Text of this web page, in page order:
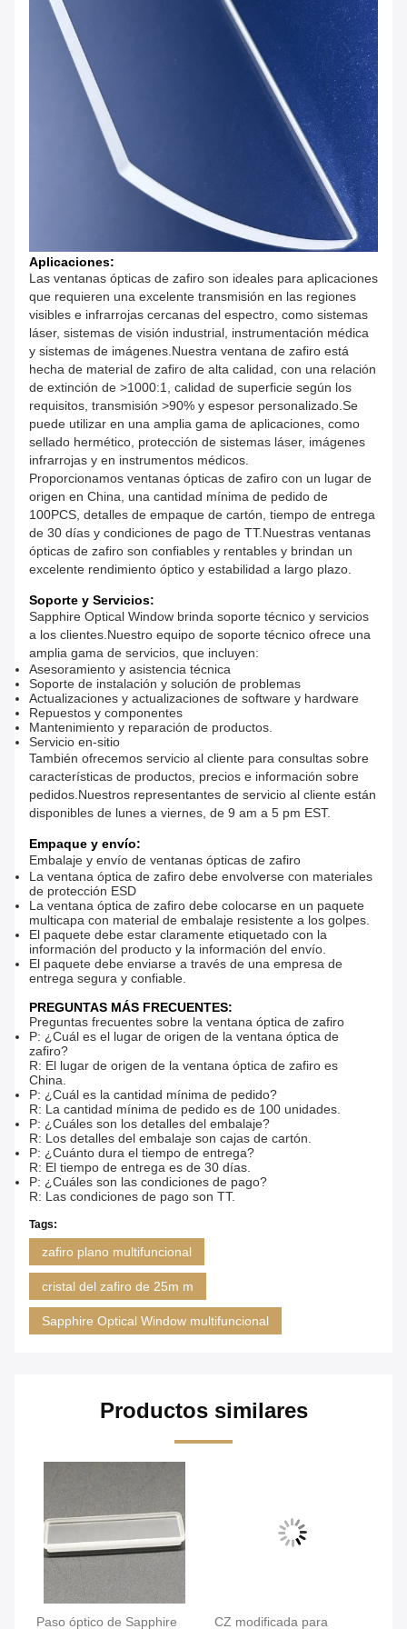
Aplicaciones:
Las ventanas ópticas de zafiro son ideales para aplicaciones
que requieren una excelente transmisión en las regiones
visibles e infrarrojas cercanas del espectro, como sistemas
láser, sistemas de visión industrial, instrumentación médica
y sistemas de imágenes.Nuestra ventana de zafiro está
hecha de material de zafiro de alta calidad, con una relación
de extinción de >1000:1, calidad de superficie según los
requisitos, transmisión >90% y espesor personalizado.Se
puede utilizar en una amplia gama de aplicaciones, como
sellado hermético, protección de sistemas láser, imágenes
infrarrojas y en instrumentos médicos.
Proporcionamos ventanas ópticas de zafiro con un lugar de
origen en China, una cantidad mínima de pedido de
100PCS, detalles de empaque de cartón, tiempo de entrega
de 30 días y condiciones de pago de TT.Nuestras ventanas
ópticas de zafiro son confiables y rentables y brindan un
excelente rendimiento óptico y estabilidad a largo plazo.
Soporte y Servicios:
Sapphire Optical Window brinda soporte técnico y servicios
a los clientes.Nuestro equipo de soporte técnico ofrece una
amplia gama de servicios, que incluyen:
Asesoramiento y asistencia técnica
Soporte de instalación y solución de problemas
Actualizaciones y actualizaciones de software y hardware
Repuestos y componentes
Mantenimiento y reparación de productos.
Servicio en-sitio
También ofrecemos servicio al cliente para consultas sobre
características de productos, precios e información sobre
pedidos.Nuestros representantes de servicio al cliente están
disponibles de lunes a viernes, de 9 am a 5 pm EST.
Empaque y envío:
Embalaje y envío de ventanas ópticas de zafiro
La ventana óptica de zafiro debe envolverse con materiales
de protección ESD
La ventana óptica de zafiro debe colocarse en un paquete
multicapa con material de embalaje resistente a los golpes.
El paquete debe estar claramente etiquetado con la
información del producto y la información del envío.
El paquete debe enviarse a través de una empresa de
entrega segura y confiable.
PREGUNTAS MÁS FRECUENTES:
Preguntas frecuentes sobre la ventana óptica de zafiro
P: ¿Cuál es el lugar de origen de la ventana óptica de
zafiro?
R: El lugar de origen de la ventana óptica de zafiro es
China.
P: ¿Cuál es la cantidad mínima de pedido?
R: La cantidad mínima de pedido es de 100 unidades.
P: ¿Cuáles son los detalles del embalaje?
R: Los detalles del embalaje son cajas de cartón.
P: ¿Cuánto dura el tiempo de entrega?
R: El tiempo de entrega es de 30 días.
P: ¿Cuáles son las condiciones de pago?
R: Las condiciones de pago son TT.
Tags:
zafiro plano multifuncional
cristal del zafiro de 25m m
Sapphire Optical Window multifuncional
Productos similares
Paso óptico de Sapphire
CZ modificada para